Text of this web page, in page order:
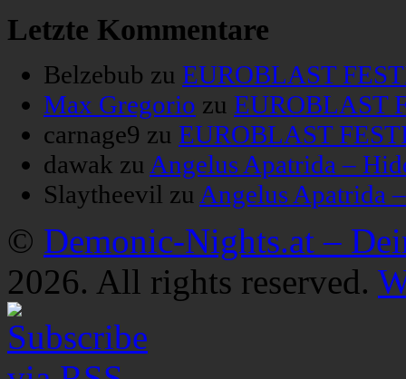
Letzte Kommentare
Belzebub zu EUROBLAST
Max Gregorio zu EUROBLAST
carnage9 zu EUROBLAST
dawak zu Angelus Apatrida –
Slaytheevil zu Angelus Apatrida
© Demonic-Nights.at –
2026. All rights reserved.